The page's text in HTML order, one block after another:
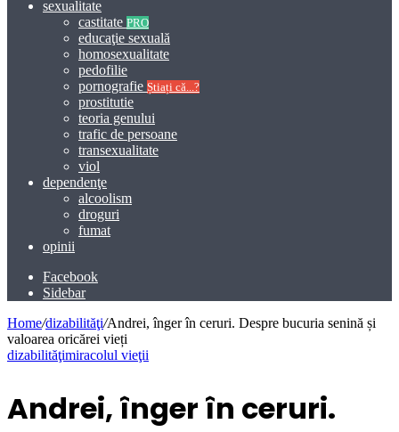
sexualitate
castitate PRO
educaţie sexuală
homosexualitate
pedofilie
pornografie Știați că...?
prostitutie
teoria genului
trafic de persoane
transexualitate
viol
dependenţe
alcoolism
droguri
fumat
opinii
Facebook
Sidebar
Home/dizabilităţi/Andrei, înger în ceruri. Despre bucuria senină și
valoarea oricărei vieți
dizabilităţimiracolul vieţii
Andrei, înger în ceruri.